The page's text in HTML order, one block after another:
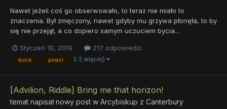
Nawet jeżeli coś go obserwowało, to teraz nie miało to
znaczenia. Był zmęczony, nawet gdyby mu grzywa płonęła, to by
się nie przejął, a co dopiero samym uczuciem bycia...
Styczeń 19, 2019 217 odpowiedzi
kuce piraci (i 2 więcej)
[Advilion, Riddle] Bring me that horizon!
temat napisał nowy post w Arcybiskup z Canterbury